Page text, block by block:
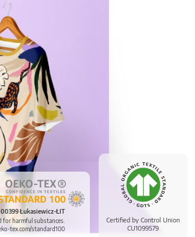
Certified by Control Union
CU1099579
Łukasiewicz-ŁIT
for harmful substances.
tex.com/standard100